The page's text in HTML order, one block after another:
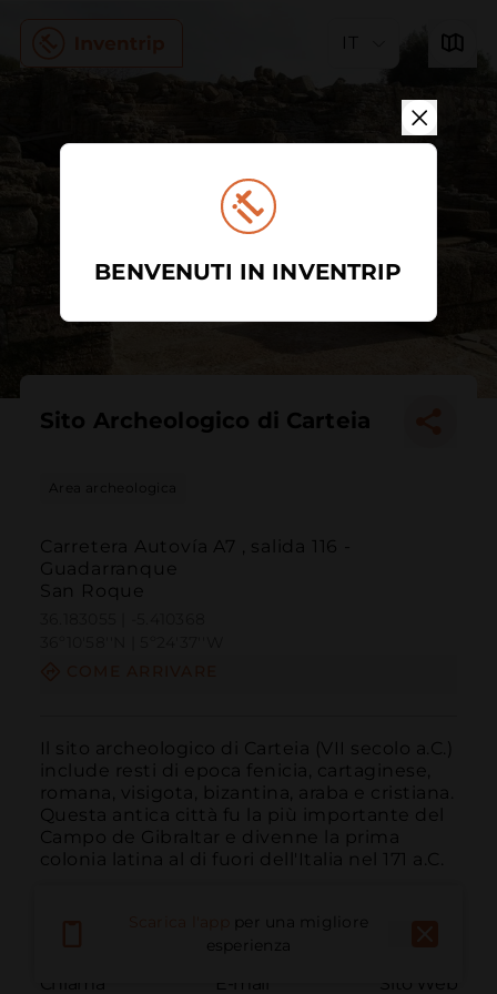
IT
Sito Archeologico di Carteia
Area archeologica
Carretera Autovía A7 , salida 116 -
Guadarranque
San Roque
Il sito archeologico di Carteia (VII secolo a.C.)
include resti di epoca fenicia, cartaginese,
romana, visigota, bizantina, araba e cristiana.
Questa antica città fu la più importante del
Campo de Gibraltar e divenne la prima
colonia latina al di fuori dell'Italia nel 171 a.C.
Chiama E-mail Sito Web
per una migliore
esperienza
BENVENUTI IN INVENTRIP